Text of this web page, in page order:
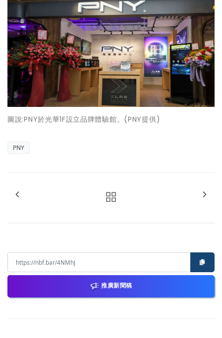
圖說:PNY於光華1F設立品牌體驗館。(PNY提供)
PNY
推廣新聞稿